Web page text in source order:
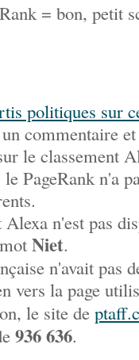
= bon, petit
politiques sur
commentaire
le classement
PageRank n'a
n'est pas
Niet.
n'avait pas
vers la page
le site de
936 636.